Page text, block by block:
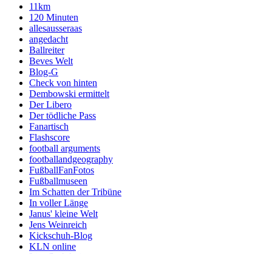
11km
120 Minuten
allesausseraas
angedacht
Ballreiter
Beves Welt
Blog-G
Check von hinten
Dembowski ermittelt
Der Libero
Der tödliche Pass
Fanartisch
Flashscore
football arguments
footballandgeography
FußballFanFotos
Fußballmuseen
Im Schatten der Tribüne
In voller Länge
Janus' kleine Welt
Jens Weinreich
Kickschuh-Blog
KLN online